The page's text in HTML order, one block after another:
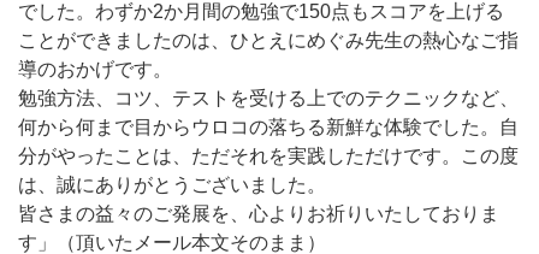
でした。わずか2か月間の勉強で150点もスコアを上げる
ことができましたのは、ひとえにめぐみ先生の熱心なご指
導のおかげです。
勉強方法、コツ、テストを受ける上でのテクニックなど、
何から何まで目からウロコの落ちる新鮮な体験でした。自
分がやったことは、ただそれを実践しただけです。この度
は、誠にありがとうございました。
皆さまの益々のご発展を、心よりお祈りいたしておりま
す」（頂いたメール本文そのまま）